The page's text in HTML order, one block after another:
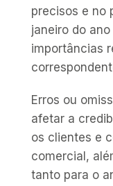
precisos e no
janeiro do
importâncias
Erros ou
afetar a
os clientes e
comercial,
tanto para o